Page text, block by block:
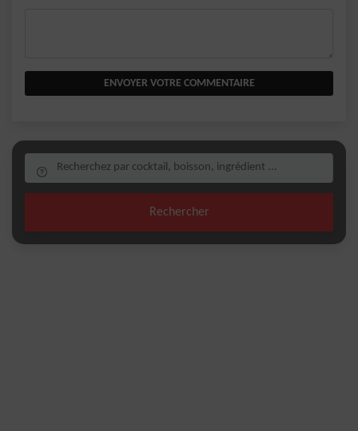
ENVOYER VOTRE COMMENTAIRE
Rechercher